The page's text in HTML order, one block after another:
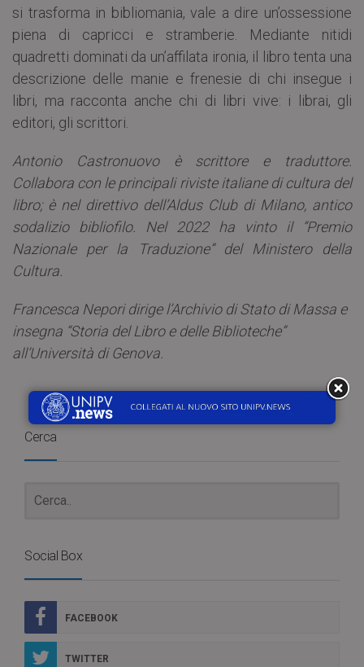
si trasforma in bibliomania, vale a dire un’ossessione
piena di capricci e stramberie. Mediante nitidi
quadretti dominati da un’affilata ironia, il libro tenta una
descrizione delle manie e frenesie di chi insegue i
libri, ma racconta anche chi di libri vive: i librai, gli
editori, gli scrittori.
Antonio Castronuovo è scrittore e traduttore.
Collabora con le principali riviste italiane di cultura del
libro; è nel direttivo dell’Aldus Club di Milano, antico
sodalizio bibliofilo. Nel 2022 ha vinto il “Premio
Nazionale per la Traduzione” del Ministero della
Cultura.
Francesca Nepori dirige l’Archivio di Stato di Massa e
insegna “Storia del Libro e delle Biblioteche”
all’Università di Genova.
Cerca
Social Box
FACEBOOK
TWITTER